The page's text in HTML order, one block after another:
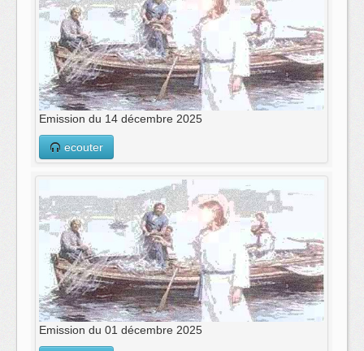
Emission du 14 décembre 2025
ecouter
Emission du 01 décembre 2025